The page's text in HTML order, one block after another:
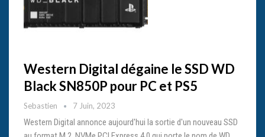
Western Digital dégaine le SSD WD
Black SN850P pour PC et PS5
Sebastien 7 Juin, 2023
Western Digital annonce aujourd'hui la sortie d'un nouveau SSD